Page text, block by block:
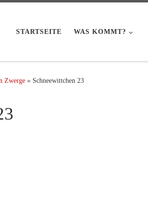
STARTSEITE WAS KOMMT?
Zwerge » Schneewittchen 23